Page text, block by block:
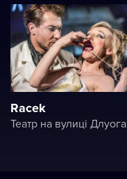
Racek
Театр на вулиці Длуога